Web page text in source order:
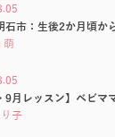
石市：生後2か月頃か
萌
9月レッスン】ベビ
子